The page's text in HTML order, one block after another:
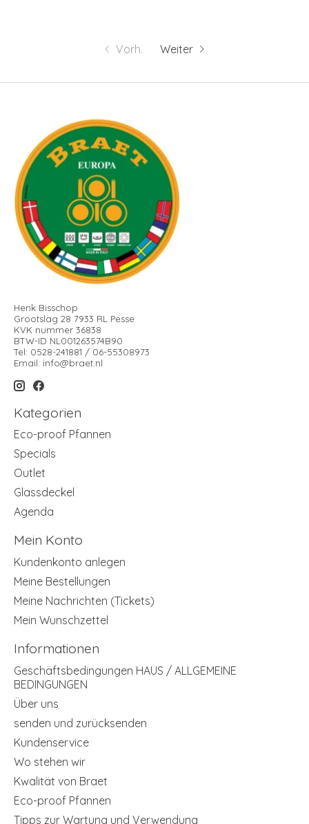
Vorh. Weiter
Henk Bisschop
Grootslag 28 7933 RL Pesse
KVK nummer 36838
BTW-ID NL001263574B90
Tel: 0528-241881 / 06-55308973
Email: info@braet.nl
Kategorien
Eco-proof Pfannen
Specials
Outlet
Glassdeckel
Agenda
Mein Konto
Kundenkonto anlegen
Meine Bestellungen
Meine Nachrichten (Tickets)
Mein Wunschzettel
Informationen
Geschäftsbedingungen HAUS / ALLGEMEINE
BEDINGUNGEN
Über uns
senden und zurücksenden
Kundenservice
Wo stehen wir
Kwalität von Braet
Eco-proof Pfannen
Tipps zur Wartung und Verwendung